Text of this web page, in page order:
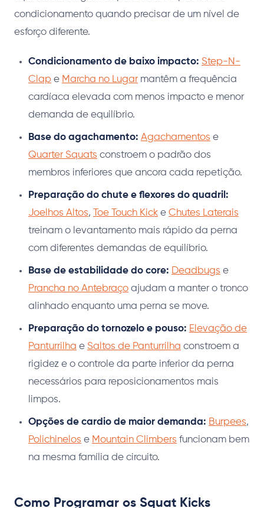
condicionamento quando precisar de um nível de
esforço diferente.
Condicionamento de baixo impacto: Step-N-
Clap e Marcha no Lugar mantêm a frequência
cardíaca elevada com menos impacto e menor
demanda de equilíbrio.
Base do agachamento: Agachamentos e
Quarter Squats constroem o padrão dos
membros inferiores que ancora cada repetição.
Preparação do chute e flexores do quadril:
Joelhos Altos, Toe Touch Kick e Chutes Laterais
treinam o levantamento mais rápido da perna
com diferentes demandas de equilíbrio.
Base de estabilidade do core: Deadbugs e
Prancha no Antebraço ajudam a manter o tronco
alinhado enquanto uma perna se move.
Preparação do tornozelo e pouso: Elevação de
Panturrilha e Saltos de Panturrilha constroem a
rigidez e o controle da parte inferior da perna
necessários para reposicionamentos mais
limpos.
Opções de cardio de maior demanda: Burpees,
Polichinelos e Mountain Climbers funcionam bem
na mesma família de circuito.
Como Programar os Squat Kicks